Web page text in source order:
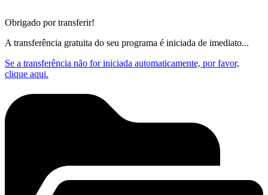
Obrigado por transferir!
A transferência gratuita do seu programa é iniciada de imediato...
Se a transferência não for iniciada automaticamente, por favor,
clique aqui.